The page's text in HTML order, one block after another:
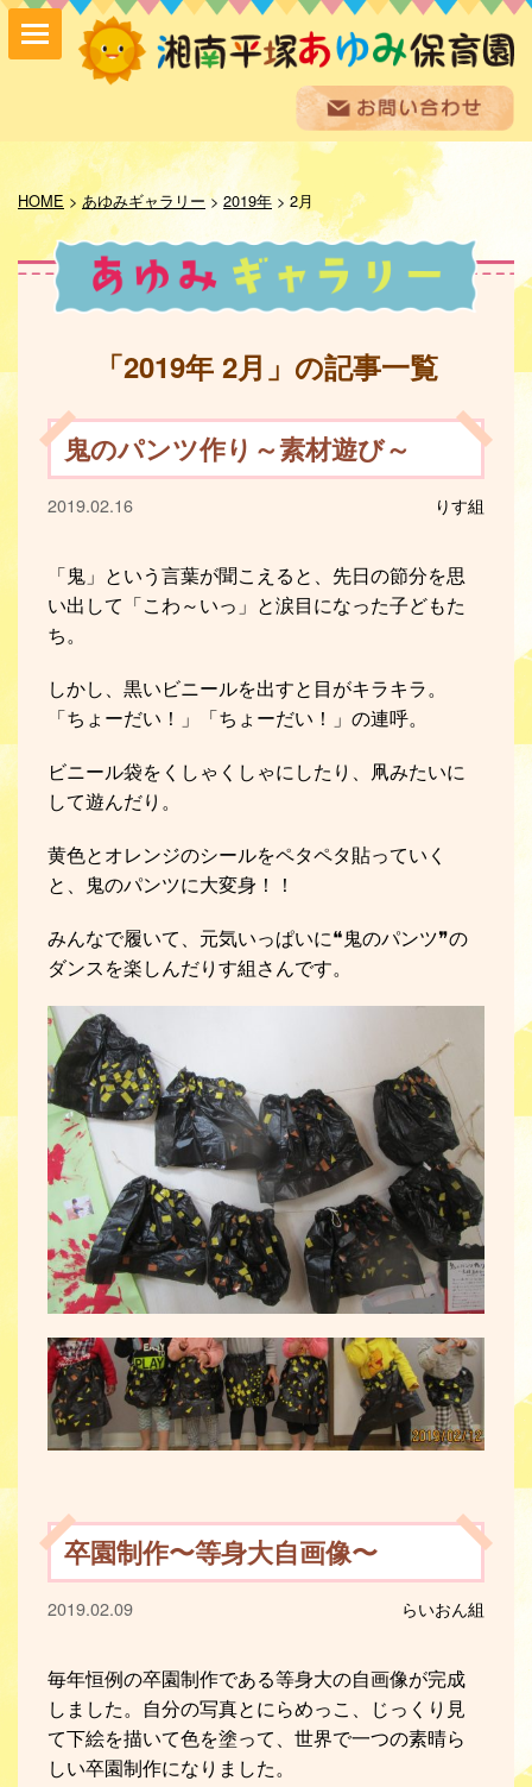
HOME> あゆみギャラリー> 2019年 > 2月
「2019年 2月」の記事一覧
鬼のパンツ作り～素材遊び～
2019.02.16 りす組
「鬼」という言葉が聞こえると、先日の節分を思
い出して「こわ～いっ」と涙目になった子どもた
ち。
しかし、黒いビニールを出すと目がキラキラ。
「ちょーだい！」「ちょーだい！」の連呼。
ビニール袋をくしゃくしゃにしたり、凧みたいに
して遊んだり。
黄色とオレンジのシールをペタペタ貼っていく
と、鬼のパンツに大変身！！
みんなで履いて、元気いっぱいに❝鬼のパンツ❞の
ダンスを楽しんだりす組さんです。
卒園制作〜等身大自画像〜
2019.02.09 らいおん組
毎年恒例の卒園制作である等身大の自画像が完成
しました。自分の写真とにらめっこ、じっくり見
て下絵を描いて色を塗って、世界で一つの素晴ら
しい卒園制作になりました。
保育方針
園の紹介
保育内容
入園案内
採用情報
お問い合わせ
あゆみ便り
給食室だより
あゆみギャラリー
プライバシーポリシー
サイトマップ